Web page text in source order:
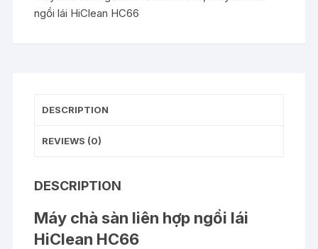
ngồi lái HiClean HC66
DESCRIPTION
REVIEWS (0)
DESCRIPTION
Máy chà sàn liên hợp ngồi lái
HiClean HC66